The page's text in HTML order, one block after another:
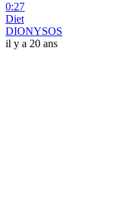
0:27
Diet
DIONYSOS
il y a 20 ans